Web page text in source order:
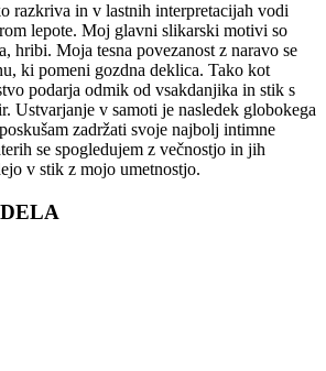
razkriva in v lastnih interpretacijah vodi
lepote. Moj glavni slikarski motivi so
hribi. Moja tesna povezanost z naravo se
ki pomeni gozdna deklica. Tako kot
podarja odmik od vsakdanjika in stik s
Ustvarjanje v samoti je nasledek globokega
zadržati svoje najbolj intimne
se spogledujem z večnostjo in jih
v stik z mojo umetnostjo.